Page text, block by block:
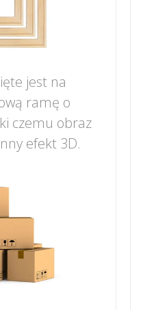
jest na
ramę o
czemu obraz
efekt 3D.